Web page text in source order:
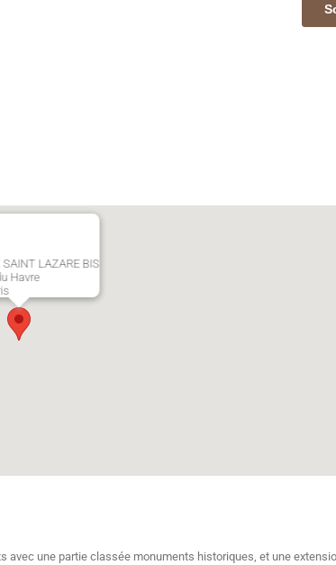
SAINT LAZARE BIS
Havre
une partie classée monuments historiques, et une